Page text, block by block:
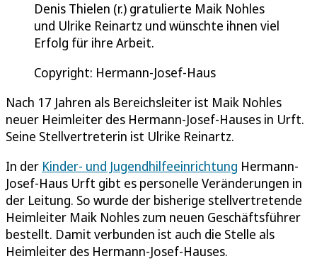
Denis Thielen (r.) gratulierte Maik Nohles
und Ulrike Reinartz und wünschte ihnen viel
Erfolg für ihre Arbeit.
Copyright: Hermann-Josef-Haus
Nach 17 Jahren als Bereichsleiter ist Maik Nohles
neuer Heimleiter des Hermann-Josef-Hauses in Urft.
Seine Stellvertreterin ist Ulrike Reinartz.
In der Kinder- und Jugendhilfeeinrichtung Hermann-
Josef-Haus Urft gibt es personelle Veränderungen in
der Leitung. So wurde der bisherige stellvertretende
Heimleiter Maik Nohles zum neuen Geschäftsführer
bestellt. Damit verbunden ist auch die Stelle als
Heimleiter des Hermann-Josef-Hauses.